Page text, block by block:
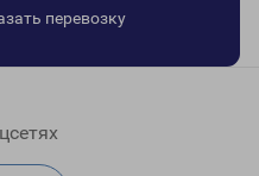
перевозку